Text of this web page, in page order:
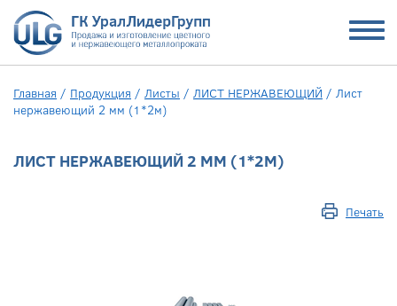
Главная / Продукция / Листы / ЛИСТ НЕРЖАВЕЮЩИЙ / Лист
нержавеющий 2 мм (1*2м)
ЛИСТ НЕРЖАВЕЮЩИЙ 2 ММ (1*2М)
Печать